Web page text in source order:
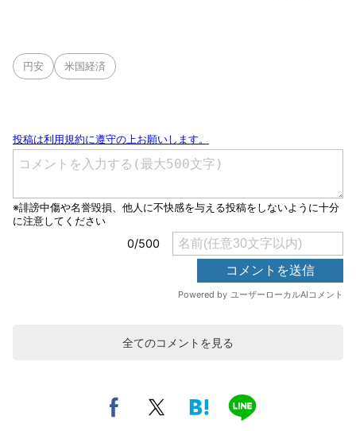
円安 米国経済
全てのコメントを見る